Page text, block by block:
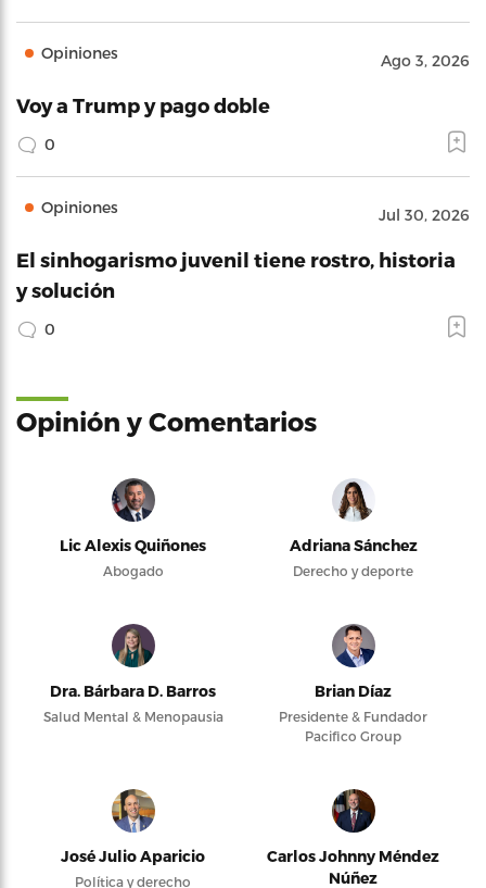
Opiniones Ago 3, 2026
Voy a Trump y pago doble
0
Opiniones Jul 30, 2026
El sinhogarismo juvenil tiene rostro, historia
y solución
0
Opinión y Comentarios
Lic Alexis Quiñones
Abogado
Adriana Sánchez
Derecho y deporte
Dra. Bárbara D. Barros
Salud Mental & Menopausia
Brian Díaz
Presidente & Fundador
Pacifico Group
José Julio Aparicio
Política y derecho
Carlos Johnny Méndez
Núñez